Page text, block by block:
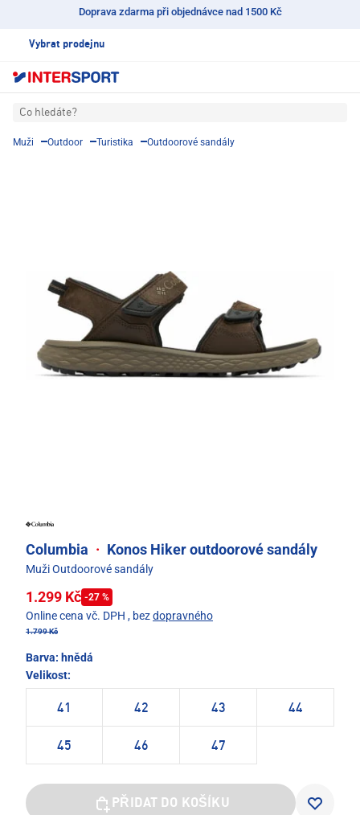
Doprava zdarma při objednávce nad 1500 Kč
Vybrat prodejnu
Co hledáte?
Muži Outdoor Turistika Outdoorové sandály
Columbia · Konos Hiker outdoorové sandály
Muži Outdoorové sandály
1.299 Kč -27 %
Online cena vč. DPH , bezdopravného
1.799 Kč
Barva: hnědá
Velikost:
41 42 43 44
45 46 47
PŘIDAT DO KOŠÍKU